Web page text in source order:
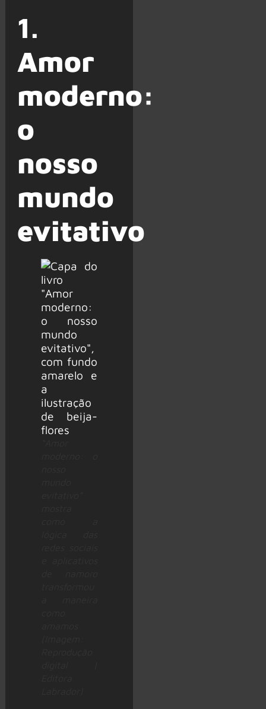
1.
Amor
moderno:
o
nosso
mundo
evitativo